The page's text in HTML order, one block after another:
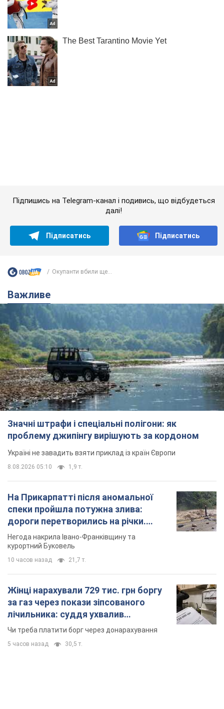
Важливе
Значні штрафи і спеціальні полігони: як
проблему джипінгу вирішують за кордоном
Україні не завадить взяти приклад із країн Європи
8.08.2026 05:10 1,9 т.
На Прикарпатті після аномальної
спеки пройшла потужна злива:
дороги перетворились на річки.
Відео
Негода накрила Івано-Франківщину та
Жінці нарахували 729 тис. грн боргу
за газ через покази зіпсованого
лічильника: суддя ухвалив
неочікуване рішення
5 часов назад 30,5 т.